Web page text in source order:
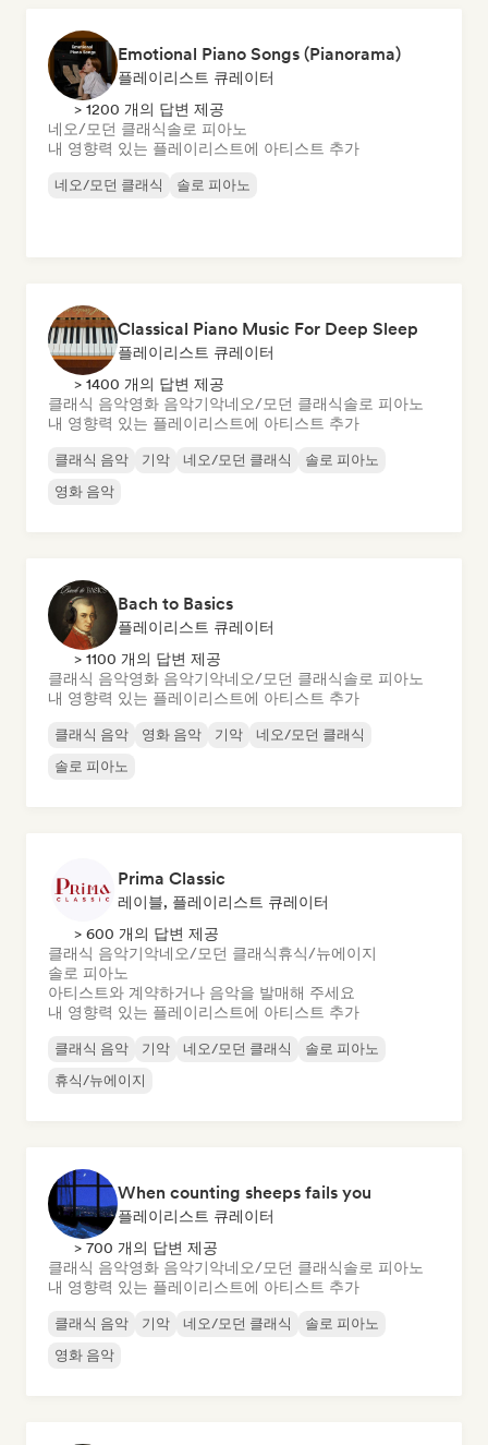
Emotional Piano Songs (Pianorama)
플레이리스트 큐레이터
> 1200 개의 답변 제공
네오/모던 클래식솔로 피아노
내 영향력 있는 플레이리스트에 아티스트 추가
네오/모던 클래식 솔로 피아노
Classical Piano Music For Deep Sleep
플레이리스트 큐레이터
> 1400 개의 답변 제공
클래식 음악영화 음악기악네오/모던 클래식솔로 피아노
내 영향력 있는 플레이리스트에 아티스트 추가
클래식 음악 기악 네오/모던 클래식
솔로 피아노
영화 음악
Bach to Basics
플레이리스트 큐레이터
> 1100 개의 답변 제공
클래식 음악영화 음악기악네오/모던 클래식솔로 피아노
내 영향력 있는 플레이리스트에 아티스트 추가
클래식 음악 영화 음악 기악
네오/모던 클래식
솔로 피아노
Prima Classic
레이블, 플레이리스트 큐레이터
> 600 개의 답변 제공
클래식 음악기악네오/모던 클래식휴식/뉴에이지
솔로 피아노
아티스트와 계약하거나 음악을 발매해 주세요
내 영향력 있는 플레이리스트에 아티스트 추가
클래식 음악 기악 네오/모던 클래식
솔로 피아노
휴식/뉴에이지
When counting sheeps fails you
플레이리스트 큐레이터
> 700 개의 답변 제공
클래식 음악영화 음악기악네오/모던 클래식솔로 피아노
내 영향력 있는 플레이리스트에 아티스트 추가
클래식 음악 기악 네오/모던 클래식
솔로 피아노
영화 음악